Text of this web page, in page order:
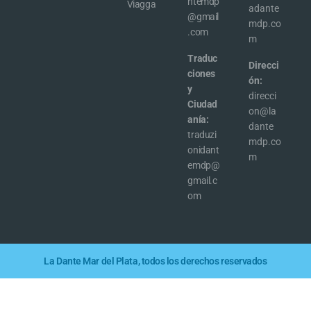
Viagga
@gmail
.com
Traduc
ciones
y
Ciudad
anía:
traduzi
onidant
emdp@
gmail.c
om
adante
mdp.co
m
Direcci
ón:
direcci
on@la
dante
mdp.co
m
La Dante Mar del Plata, todos los derechos reservados